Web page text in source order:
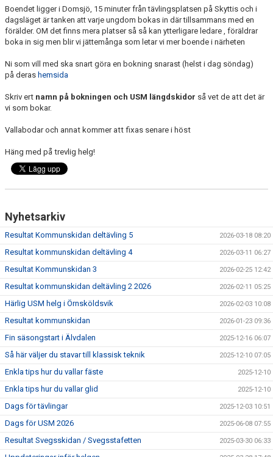
KOMMUNSKIDAN
Boendet ligger i Domsjö, 15 minuter från tävlingsplatsen på Skyttis och i
dagsläget är tanken att varje ungdom bokas in där tillsammans med en
förälder. OM det finns mera platser så så kan ytterligare ledare , föräldrar
boka in sig men blir vi jättemånga som letar vi mer boende i närheten
Ni som vill med ska snart göra en bokning snarast (helst i dag söndag)
på deras hemsida
Skriv ert namn på bokningen och USM längdskidor så vet de att det är
vi som bokar.
Vallabodar och annat kommer att fixas senare i höst
Häng med på trevlig helg!
Nyhetsarkiv
Resultat Kommunskidan deltävling 5 2026-03-18 08:20
Resultat kommunskidan deltävling 4 2026-03-11 06:27
Resultat Kommunskidan 3 2026-02-25 12:42
Resultat kommunskidan deltävling 2 2026 2026-02-11 05:25
Härlig USM helg i Örnsköldsvik 2026-02-03 10:08
Resultat kommunskidan 2026-01-23 09:36
Fin säsongstart i Älvdalen 2025-12-16 06:07
Så här väljer du stavar till klassisk teknik 2025-12-10 07:05
Enkla tips hur du vallar fäste 2025-12-10
Enkla tips hur du vallar glid 2025-12-10
Dags för tävlingar 2025-12-03 10:51
Dags för USM 2026 2025-06-08 07:55
Resultat Svegsskidan / Svegsstafetten 2025-03-30 06:33